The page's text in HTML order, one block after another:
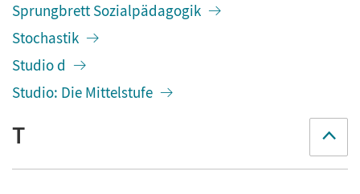
Sprungbrett Sozialpädagogik
Stochastik
Studio d
Studio: Die Mittelstufe
T